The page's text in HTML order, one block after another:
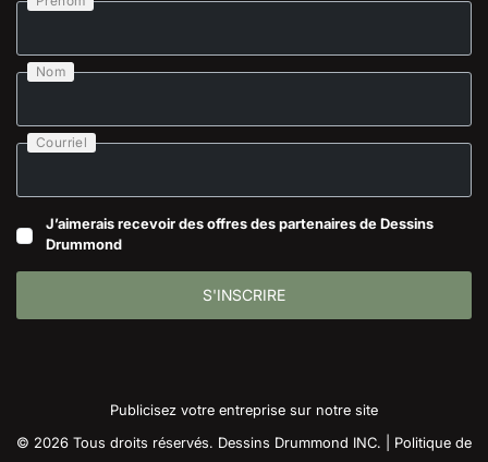
Nom
Courriel
J’aimerais recevoir des offres des partenaires de Dessins
Drummond
S'INSCRIRE
Publicisez votre entreprise sur notre site
© 2026 Tous droits réservés. Dessins Drummond INC. | Politique de